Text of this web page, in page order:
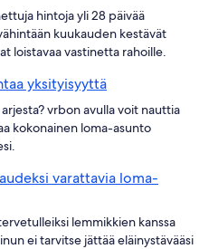
hintoja yli 28 päivää
kuukauden kestävät
loistavaa vastinetta rahoille.
yksityisyyttä
vrbon avulla voit nauttia
kokonainen loma-asunto
varattavia loma-
lemmikkien kanssa
ei tarvitse jättää eläinystävääsi